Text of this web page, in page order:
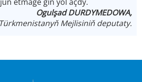
Ogulşad DURDYMEDOWA,
Türkmenistanyň Mejlisiniň deputaty.